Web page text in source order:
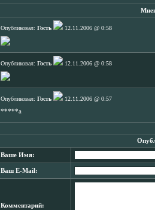
Опубликовал: Гость 12.11.2006 @ 0:58
Опубликовал: Гость 12.11.2006 @ 0:58
Опубликовал: Гость
12.11.2006 @ 0:57
*****а
Ваше Имя:
Ваш E-Mail:
Комментарий: